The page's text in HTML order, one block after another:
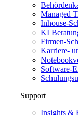
Managed
Inhouse-
KI
Firmen-
Karriere-
Software-
Support
Insights &